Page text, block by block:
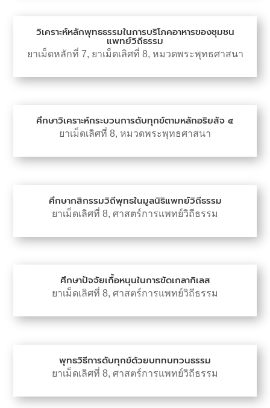
วิเคราะห์หลักพุทธธรรมในการบริโภคอาหารของชุมชน
แพทย์วิถีธรรม
ยาเม็ดหลักที่ 7, ยาเม็ดเลิศที่ 8, หมวดพระพุทธศาสนา
ศึกษาวิเคราะห์กระบวนการดับทุกข์ตามหลักอริยสัจ ๔
ยาเม็ดเลิศที่ 8, หมวดพระพุทธศาสนา
ศึกษากสิกรรมวิถีพุทธในมูลนิธิแพทย์วิถีธรรม
ยาเม็ดเลิศที่ 8, ศาสตร์การแพทย์วิถีธรรม
ศึกษาปัจจัยเกื้อหนุนในการขัดเกลากิเลส
ยาเม็ดเลิศที่ 8, ศาสตร์การแพทย์วิถีธรรม
พุทธวิธีการดับทุกข์ด้วยบททบทวนธรรม
ยาเม็ดเลิศที่ 8, ศาสตร์การแพทย์วิถีธรรม